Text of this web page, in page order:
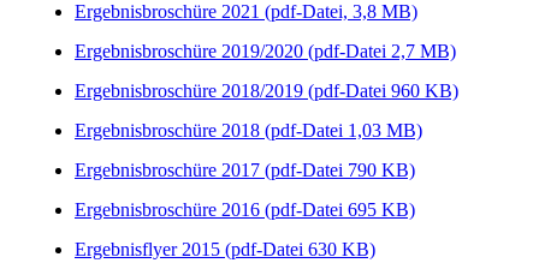
Ergebnisbroschüre 2021 (pdf-Datei, 3,8 MB)
Ergebnisbroschüre 2019/2020 (pdf-Datei 2,7 MB)
Ergebnisbroschüre 2018/2019 (pdf-Datei 960 KB)
Ergebnisbroschüre 2018 (pdf-Datei 1,03 MB)
Ergebnisbroschüre 2017 (pdf-Datei 790 KB)
Ergebnisbroschüre 2016 (pdf-Datei 695 KB)
Ergebnisflyer 2015 (pdf-Datei 630 KB)